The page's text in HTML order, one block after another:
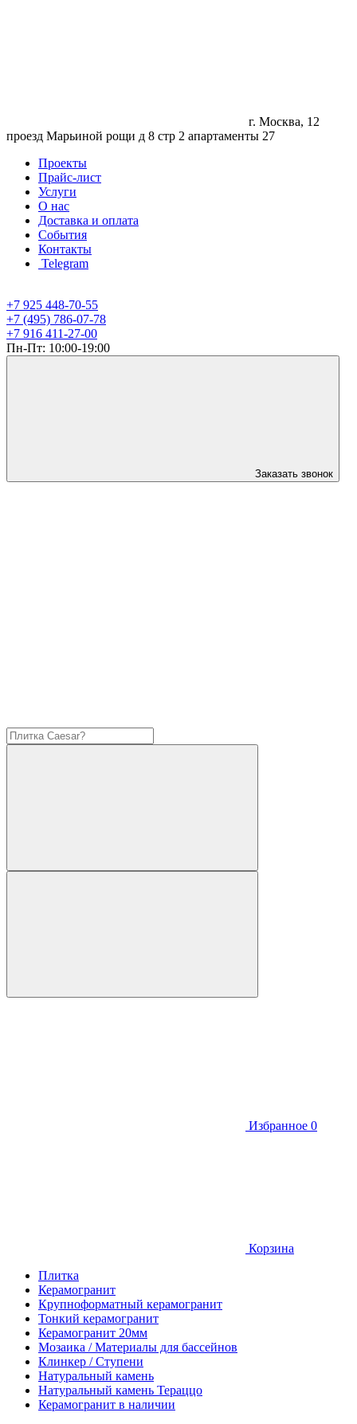
г. Москва, 12
проезд Марьиной рощи д 8 стр 2 апартаменты 27
Проекты
Прайс-лист
Услуги
О нас
Доставка и оплата
События
Контакты
Telegram
+7 925 448-70-55
+7 (495) 786-07-78
+7 916 411-27-00
Пн-Пт: 10:00-19:00
Заказать звонок
Избранное 0
Корзина
Плитка
Керамогранит
Крупноформатный керамогранит
Тонкий керамогранит
Керамогранит 20мм
Мозаика / Материалы для бассейнов
Клинкер / Ступени
Натуральный камень
Натуральный камень Тераццо
Керамогранит в наличии